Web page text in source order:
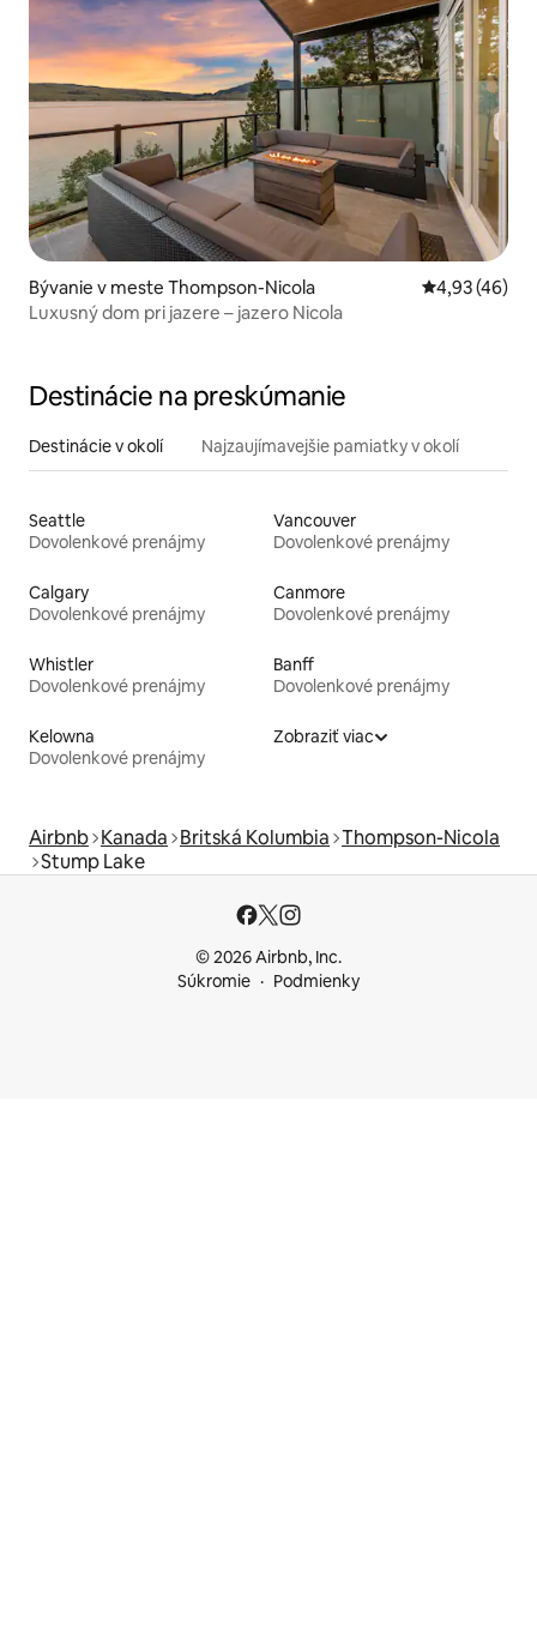
Bývanie v meste Thompson-Nicola Priemerné
4,93 (46)
Luxusný dom pri jazere – jazero Nicola
Destinácie na preskúmanie
Destinácie v okolí Najzaujímavejšie pamiatky v okolí
Seattle
Dovolenkové prenájmy
Vancouver
Dovolenkové prenájmy
Calgary
Dovolenkové prenájmy
Canmore
Dovolenkové prenájmy
Whistler
Dovolenkové prenájmy
Banff
Dovolenkové prenájmy
Kelowna
Dovolenkové prenájmy
Zobraziť viac
Airbnb Kanada Britská Kolumbia Thompson-Nicola
Stump Lake
© 2026 Airbnb, Inc.
Súkromie
Podmienky